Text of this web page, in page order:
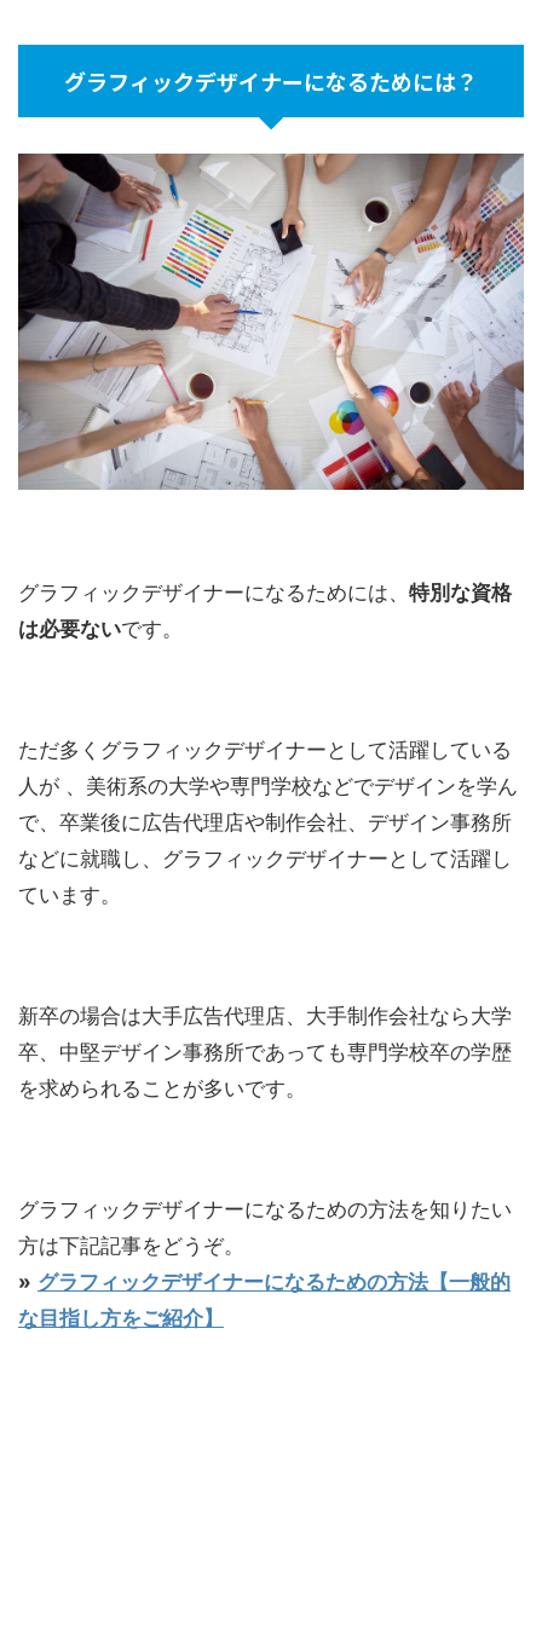
グラフィックデザイナーになるためには？
グラフィックデザイナーになるためには、 特別な資格
は必要ないです。
ただ多くグラフィックデザイナーとして活躍している
人が 、美術系の大学や専門学校などでデザインを学ん
で、卒業後に広告代理店や制作会社、デザイン事務所
などに就職し、グラフィックデザイナーとして活躍し
ています。
新卒の場合は大手広告代理店、大手制作会社なら大学
卒、中堅デザイン事務所であっても専門学校卒の学歴
を求められることが多いです。
グラフィックデザイナーになるための方法を知りたい
方は下記記事をどうぞ。
» グラフィックデザイナーになるための方法【一般的
な目指し方をご紹介】